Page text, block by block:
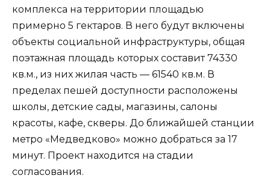
комплекса на территории площадью
примерно 5 гектаров. В него будут включены
объекты социальной инфраструктуры, общая
поэтажная площадь которых составит 74330
кв.м., из них жилая часть — 61540 кв.м. В
пределах пешей доступности расположены
школы, детские сады, магазины, салоны
красоты, кафе, скверы. До ближайшей станции
метро «Медведково» можно добраться за 17
минут. Проект находится на стадии
согласования.